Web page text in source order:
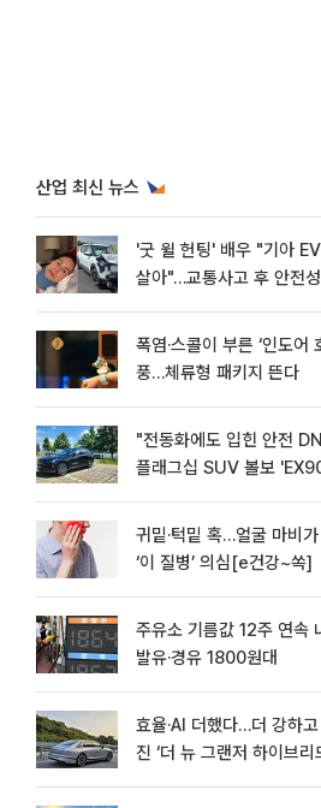
산업 최신 뉴스
'굿 윌 헌팅' 배우 "기아
살아"…교통사고 후 안전
폭염·스콜이 부른 ‘인도어
풍…체류형 패키지 뜬다
"전동화에도 입힌 안전
플래그십 SUV 볼보
귀밑·턱밑 혹…얼굴 마비
‘이 질병’ 의심[e건강~쏙]
주유소 기름값 12주 연속
발유·경유 1800원대
효율·AI 더했다…더 강하
진 ‘더 뉴 그랜저 하이브리